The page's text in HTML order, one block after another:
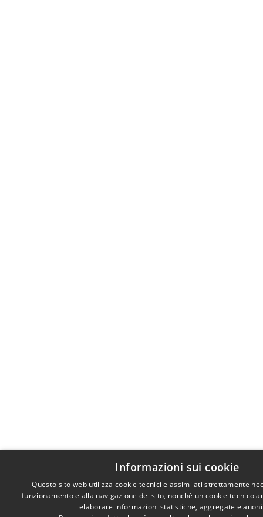
Informazioni sui cookie
Questo sito web utilizza cookie tecnici e assimilati strettamente
funzionamento e alla navigazione del sito, nonché un cookie tecnico
elaborare informazioni statistiche, aggregate e